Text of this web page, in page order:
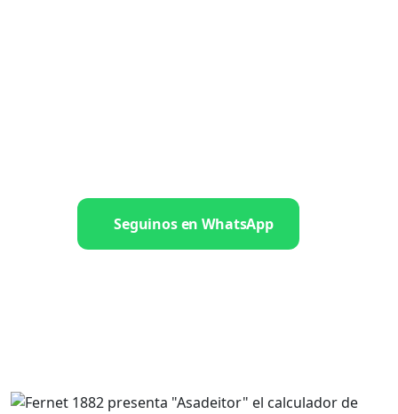
Seguinos en WhatsApp